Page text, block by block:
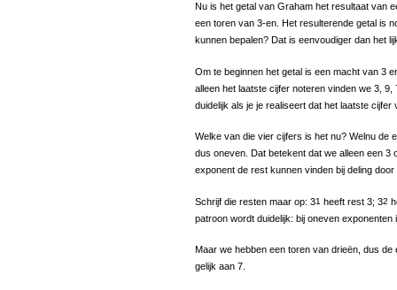
Nu is het getal van Graham het resultaat van
een toren van 3-en. Het resulterende getal is
kunnen bepalen? Dat is eenvoudiger dan het
Om te beginnen het getal is een macht van 3
alleen het laatste cijfer noteren vinden we 3,
duidelijk als je je realiseert dat het laatste
Welke van die vier cijfers is het nu? Welnu de
dus oneven. Dat betekent dat we alleen een 3
exponent de rest kunnen vinden bij deling
Schrijf die resten maar op: 31 heeft rest 3; 32
patroon wordt duidelijk: bij oneven
Maar we hebben een toren van drieën, dus
gelijk aan 7.